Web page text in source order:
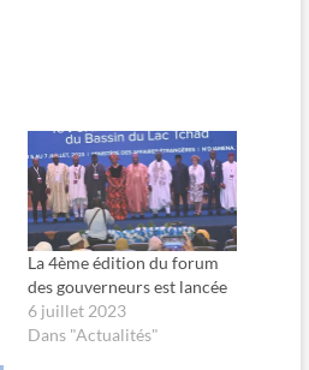
La 4ème édition du forum
des gouverneurs est lancée
6 juillet 2023
Dans "Actualités"